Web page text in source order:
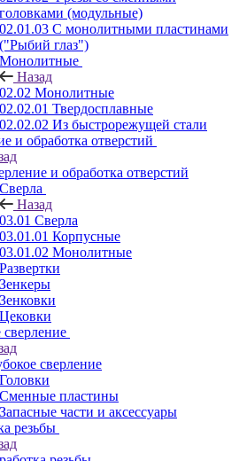
головками (модульные)
02.01.03 С монолитными пластинами
("Рыбий глаз")
Назад
02.02 Монолитные
02.02.01 Твердосплавные
02.02.02 Из быстрорежущей стали
и обработка отверстий
и обработка отверстий
Назад
03.01 Сверла
03.01.01 Корпусные
03.01.02 Монолитные
сверление
сверление
пластины
части и аксессуары
резьбы